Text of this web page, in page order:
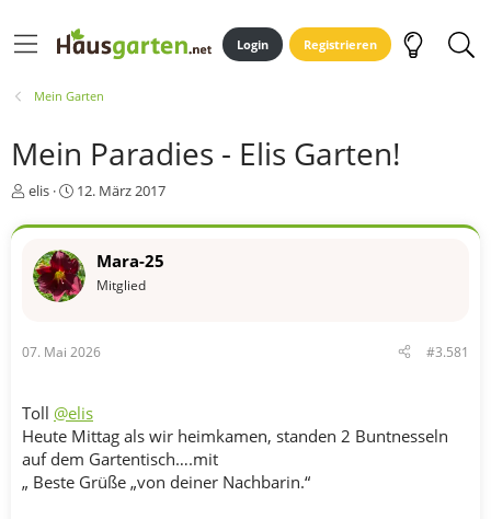
Login Registrieren
Mein Garten
Mein Paradies - Elis Garten!
E
s
e
r
elis
E
s
e
l
a
12. März 2017
Mara-25
Mitglied
07. Mai 2026 #3.581
Toll @elis
Heute Mittag als wir heimkamen, standen 2 Buntnesseln
auf dem Gartentisch….mit
„ Beste Grüße „von deiner Nachbarin.“